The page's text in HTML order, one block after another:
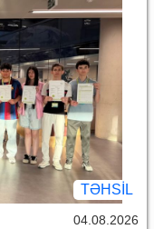
TƏHSIL
04.08.2026